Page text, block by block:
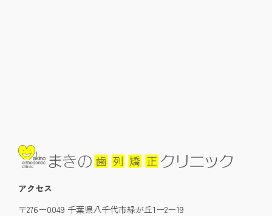
アクセス
〒276ー0049 千葉県八千代市緑が丘1ー2ー19